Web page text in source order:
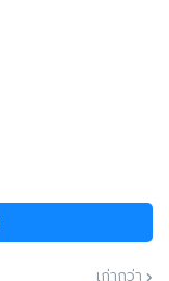
เก่ากว่า